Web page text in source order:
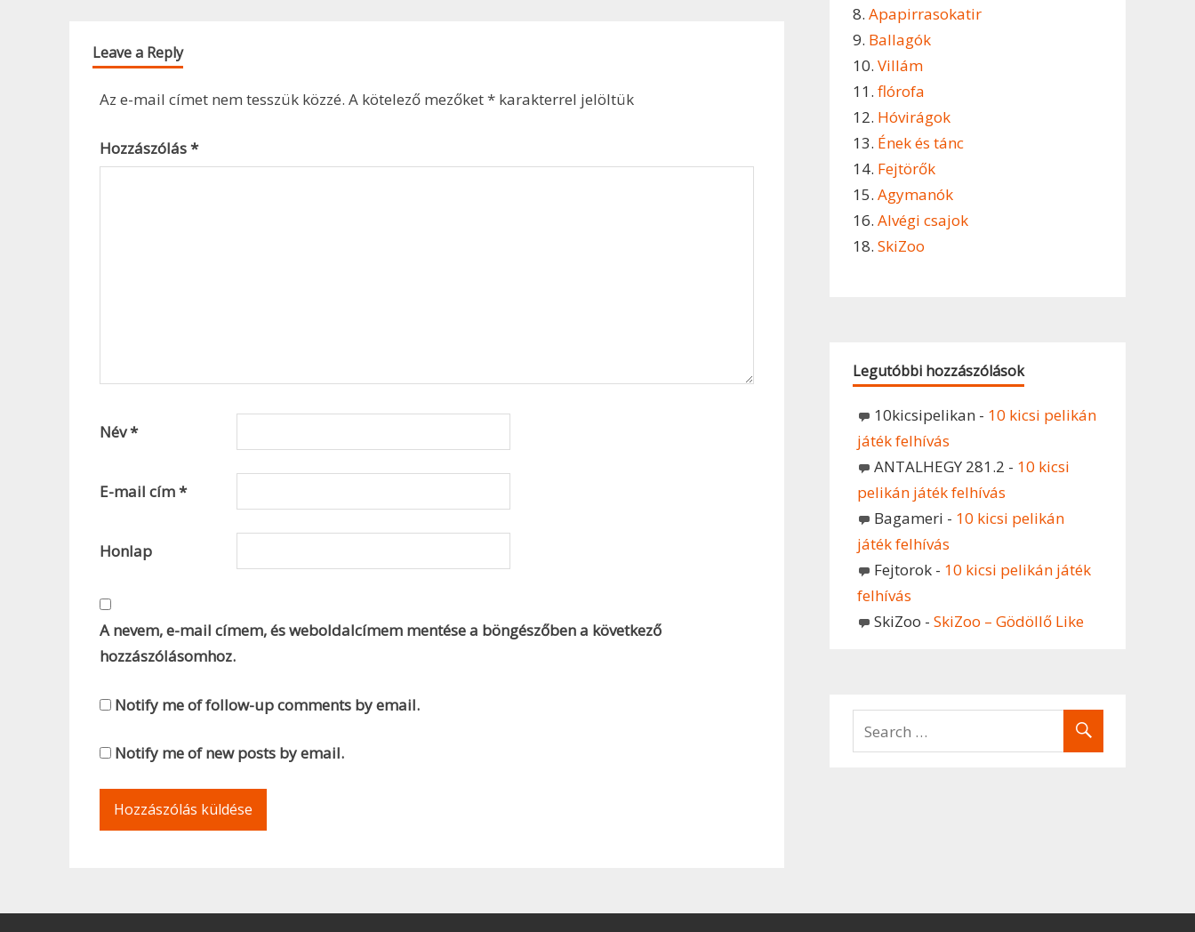
Leave a Reply
Az e-mail címet nem tesszük közzé. A kötelező mezőket* karakterrel jelöltük
Hozzászólás*
Név*
E-mail cím*
Honlap
A nevem, e-mail címem, és weboldalcímem mentése a böngészőben a következő
hozzászólásomhoz.
Notify me of follow-up comments by email.
Notify me of new posts by email.
8. Apapirrasokatir
9. Ballagók
10. Villám
11. flórofa
12. Hóvirágok
13. Ének és tánc
14. Fejtörők
15. Agymanók
16. Alvégi csajok
18. SkiZoo
Legutóbbi hozzászólások
10kicsipelikan - 10 kicsi pelikán
játék felhívás
ANTALHEGY 281.2 - 10 kicsi
pelikán játék felhívás
Bagameri - 10 kicsi pelikán
játék felhívás
Fejtorok - 10 kicsi pelikán játék
felhívás
SkiZoo -SkiZoo – Gödöllő Like